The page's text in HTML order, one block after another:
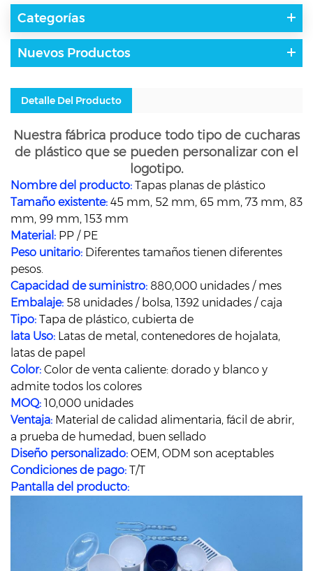
Categorías
Nuevos Productos
Detalle Del Producto
Nuestra fábrica produce todo tipo de cucharas
de plástico que se pueden personalizar con el
logotipo.
Nombre del producto: Tapas planas de plástico
Tamaño existente: 45 mm, 52 mm, 65 mm, 73 mm, 83
mm, 99 mm, 153 mm
Material: PP / PE
Peso unitario: Diferentes tamaños tienen diferentes
pesos.
Capacidad de suministro: 880,000 unidades / mes
Embalaje: 58 unidades / bolsa, 1392 unidades / caja
Tipo: Tapa de plástico, cubierta de
lata Uso: Latas de metal, contenedores de hojalata,
latas de papel
Color: Color de venta caliente: dorado y blanco y
admite todos los colores
MOQ: 10,000 unidades
Ventaja: Material de calidad alimentaria, fácil de abrir,
a prueba de humedad, buen sellado
Diseño personalizado: OEM, ODM son aceptables
Condiciones de pago: T/T
Pantalla del producto: